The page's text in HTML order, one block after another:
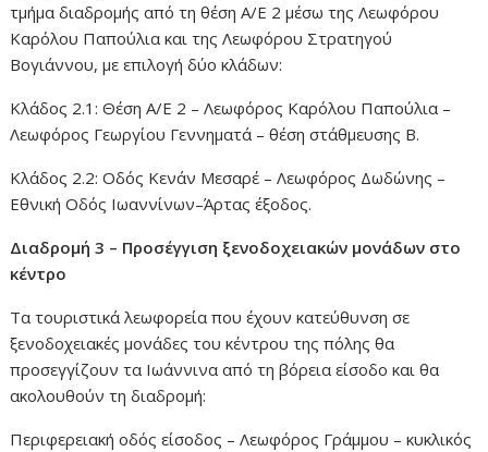
τμήμα διαδρομής από τη θέση Α/Ε 2 μέσω της Λεωφόρου
Καρόλου Παπούλια και της Λεωφόρου Στρατηγού
Βογιάννου, με επιλογή δύο κλάδων:
Κλάδος 2.1: Θέση Α/Ε 2 – Λεωφόρος Καρόλου Παπούλια –
Λεωφόρος Γεωργίου Γεννηματά – θέση στάθμευσης Β.
Κλάδος 2.2: Οδός Κενάν Μεσαρέ – Λεωφόρος Δωδώνης –
Εθνική Οδός Ιωαννίνων–Άρτας έξοδος.
Διαδρομή 3 – Προσέγγιση ξενοδοχειακών μονάδων στο
κέντρο
Τα τουριστικά λεωφορεία που έχουν κατεύθυνση σε
ξενοδοχειακές μονάδες του κέντρου της πόλης θα
προσεγγίζουν τα Ιωάννινα από τη βόρεια είσοδο και θα
ακολουθούν τη διαδρομή:
Περιφερειακή οδός είσοδος – Λεωφόρος Γράμμου – κυκλικός